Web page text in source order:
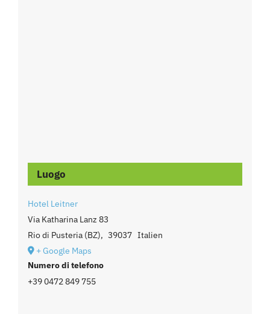
Luogo
Hotel Leitner
Via Katharina Lanz 83
Rio di Pusteria (BZ), 39037 Italien
+ Google Maps
Numero di telefono
+39 0472 849 755